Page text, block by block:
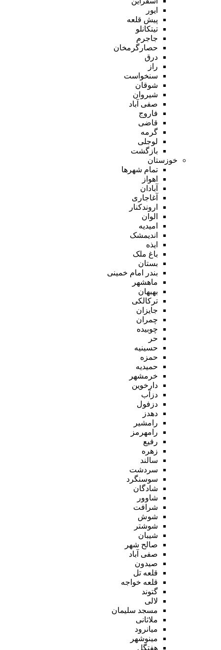
ایور
پیش قلعه
تیتکانلو
جاجرم
حصارگرمخان
درق
راز
سنخواست
شوقان
شیروان
صفی آباد
فاروج
قاضی
گرمه
لوجلی
بازگشت
خوزستان
تمام شهر‌ها
اهواز
آبادان
آغاجاری
اروندکنار
الوان
امیدیه
اندیمشک
ایذه
باغ ملک
بستان
بندر امام خمینی
ماهشهر
بهبهان
ترکالکی
جایزان
چمران
چوبیده
حر
حسینیه
حمزه
حمیدیه
خرمشهر
دارخوین
دزآب
دزفول
دهدز
رامشیر
رامهرمز
رفیع
زهره
سالند
سردشت
سوسنگرد
شادگان
شاوور
شرافت
شوش
شوشتر
شیبان
صالح شهر
صفی آباد
صیدون
قلعه تل
قلعه خواجه
گتوند
لالی
مسجد سلیمان
ملاثانی
میانرود
مینوشهر
هفتگل